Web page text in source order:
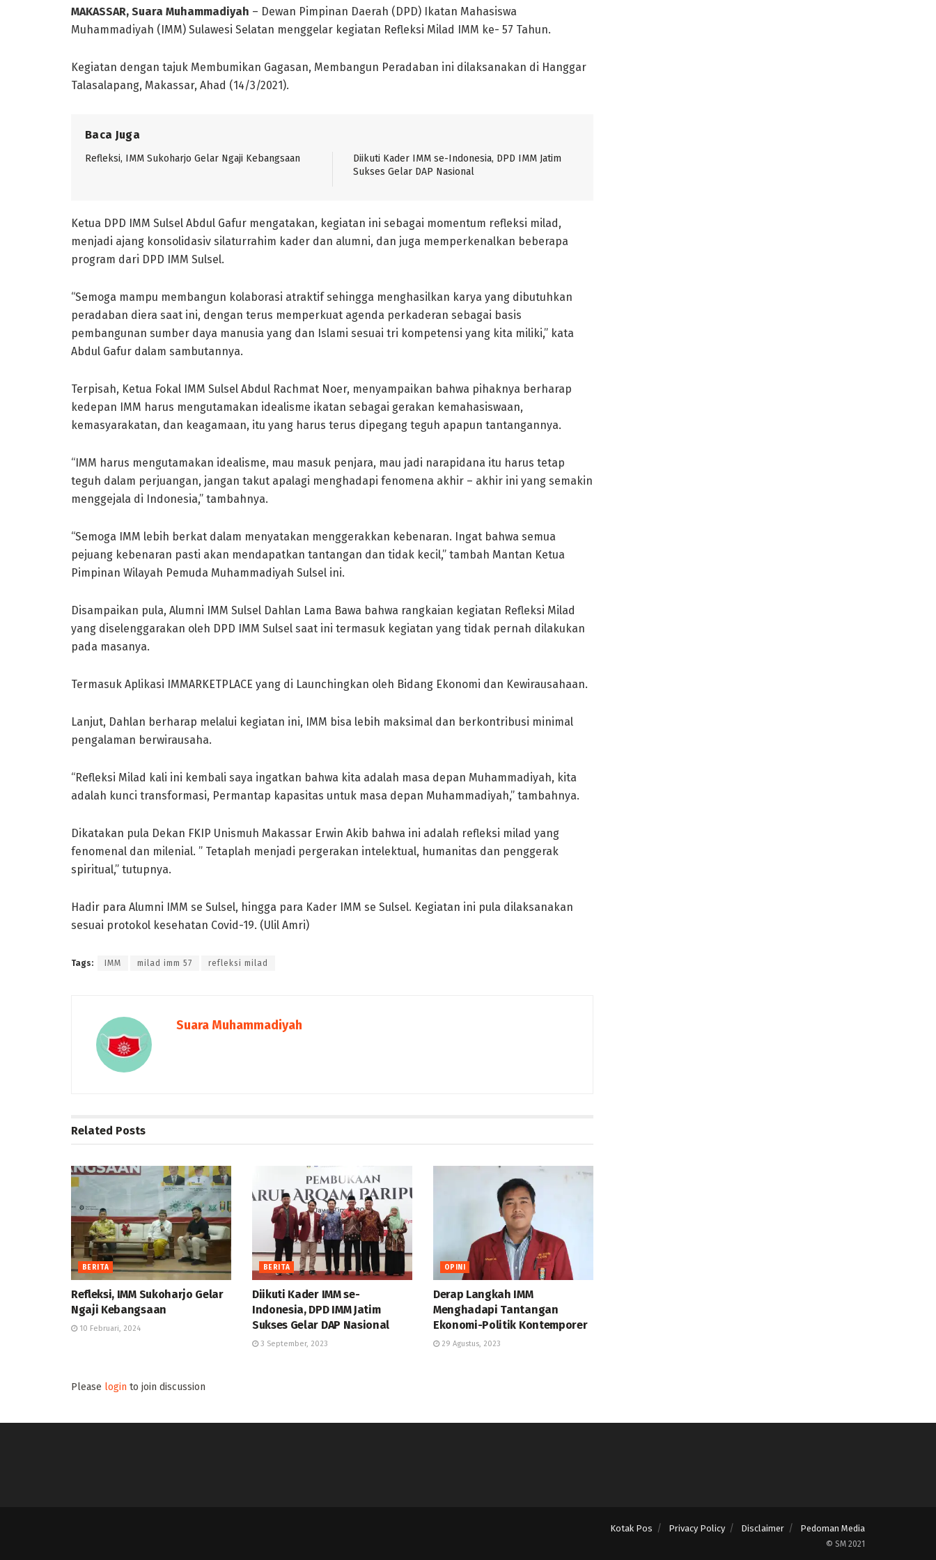
MAKASSAR, Suara Muhammadiyah – Dewan Pimpinan Daerah (DPD) Ikatan Mahasiswa
Muhammadiyah (IMM) Sulawesi Selatan menggelar kegiatan Refleksi Milad IMM ke- 57 Tahun.
Kegiatan dengan tajuk Membumikan Gagasan, Membangun Peradaban ini dilaksanakan di Hanggar
Talasalapang, Makassar, Ahad (14/3/2021).
Baca Juga
Refleksi, IMM Sukoharjo Gelar Ngaji Kebangsaan
Diikuti Kader IMM se-Indonesia, DPD IMM Jatim
Sukses Gelar DAP Nasional
Ketua DPD IMM Sulsel Abdul Gafur mengatakan, kegiatan ini sebagai momentum refleksi milad,
menjadi ajang konsolidasiv silaturrahim kader dan alumni, dan juga memperkenalkan beberapa
program dari DPD IMM Sulsel.
“Semoga mampu membangun kolaborasi atraktif sehingga menghasilkan karya yang dibutuhkan
peradaban diera saat ini, dengan terus memperkuat agenda perkaderan sebagai basis
pembangunan sumber daya manusia yang dan Islami sesuai tri kompetensi yang kita miliki,” kata
Abdul Gafur dalam sambutannya.
Terpisah, Ketua Fokal IMM Sulsel Abdul Rachmat Noer, menyampaikan bahwa pihaknya berharap
kedepan IMM harus mengutamakan idealisme ikatan sebagai gerakan kemahasiswaan,
kemasyarakatan, dan keagamaan, itu yang harus terus dipegang teguh apapun tantangannya.
“IMM harus mengutamakan idealisme, mau masuk penjara, mau jadi narapidana itu harus tetap
teguh dalam perjuangan, jangan takut apalagi menghadapi fenomena akhir – akhir ini yang semakin
menggejala di Indonesia,” tambahnya.
“Semoga IMM lebih berkat dalam menyatakan menggerakkan kebenaran. Ingat bahwa semua
pejuang kebenaran pasti akan mendapatkan tantangan dan tidak kecil,” tambah Mantan Ketua
Pimpinan Wilayah Pemuda Muhammadiyah Sulsel ini.
Disampaikan pula, Alumni IMM Sulsel Dahlan Lama Bawa bahwa rangkaian kegiatan Refleksi Milad
yang diselenggarakan oleh DPD IMM Sulsel saat ini termasuk kegiatan yang tidak pernah dilakukan
pada masanya.
Termasuk Aplikasi IMMARKETPLACE yang di Launchingkan oleh Bidang Ekonomi dan Kewirausahaan.
Lanjut, Dahlan berharap melalui kegiatan ini, IMM bisa lebih maksimal dan berkontribusi minimal
pengalaman berwirausaha.
“Refleksi Milad kali ini kembali saya ingatkan bahwa kita adalah masa depan Muhammadiyah, kita
adalah kunci transformasi, Permantap kapasitas untuk masa depan Muhammadiyah,” tambahnya.
Dikatakan pula Dekan FKIP Unismuh Makassar Erwin Akib bahwa ini adalah refleksi milad yang
fenomenal dan milenial. ” Tetaplah menjadi pergerakan intelektual, humanitas dan penggerak
spiritual,” tutupnya.
Hadir para Alumni IMM se Sulsel, hingga para Kader IMM se Sulsel. Kegiatan ini pula dilaksanakan
sesuai protokol kesehatan Covid-19. (Ulil Amri)
Tags: IMM milad imm 57 refleksi milad
Suara Muhammadiyah
Related Posts
BERITA
Refleksi, IMM Sukoharjo Gelar
Ngaji Kebangsaan
10 Februari, 2024
BERITA
Diikuti Kader IMM se-
Indonesia, DPD IMM Jatim
Sukses Gelar DAP Nasional
3 September, 2023
OPINI
Derap Langkah IMM
Menghadapi Tantangan
Ekonomi-Politik Kontemporer
29 Agustus, 2023
Please login to join discussion
Kotak Pos Privacy Policy Disclaimer Pedoman Media
© SM 2021